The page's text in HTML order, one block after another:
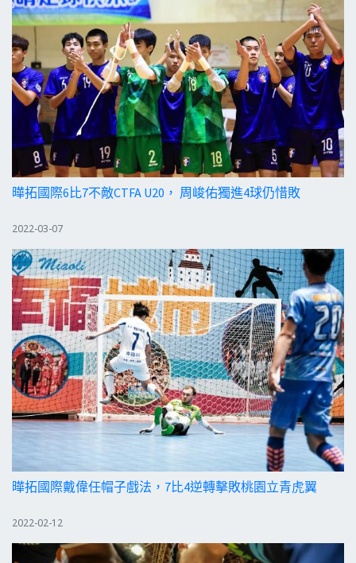
曄拓國際6比7不敵CTFA U20， 周峻佑獨進4球仍惜敗
2022-03-07
曄拓國際戴偉任帽子戲法，7比4逆轉擊敗桃園立青虎翼
2022-02-12